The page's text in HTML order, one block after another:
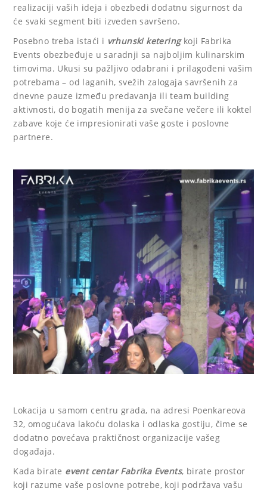
realizaciji vaših ideja i obezbedi dodatnu sigurnost da
će svaki segment biti izveden savršeno.
Posebno treba istaći i vrhunski keteringkoji Fabrika
Events obezbeđuje u saradnji sa najboljim kulinarskim
timovima. Ukusi su pažljivo odabrani i prilagođeni vašim
potrebama – od laganih, svežih zalogaja savršenih za
dnevne pauze između predavanja ili team building
aktivnosti, do bogatih menija za svečane večere ili koktel
zabave koje će impresionirati vaše goste i poslovne
partnere.
Lokacija u samom centru grada, na adresi Poenkareova
32, omogućava lakoću dolaska i odlaska gostiju, čime se
dodatno povećava praktičnost organizacije vašeg
događaja.
Kada birate event centar Fabrika Events, birate prostor
koji razume vaše poslovne potrebe, koji podržava vašu